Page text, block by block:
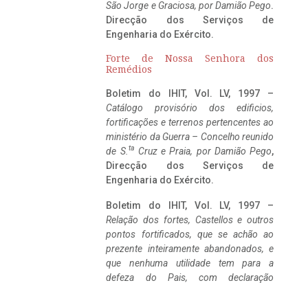
São Jorge e Graciosa, por Damião Pego.
Direcção dos Serviços de
Engenharia do Exército.
Forte de Nossa Senhora dos
Remédios
Boletim do IHIT, Vol. LV, 1997 –
Catálogo provisório dos edificios,
fortificações e terrenos pertencentes ao
ministério da Guerra – Concelho reunido
de S. ta Cruz e Praia, por Damião Pego,
Direcção dos Serviços de
Engenharia do Exército.
Boletim do IHIT, Vol. LV, 1997 –
Relação dos fortes, Castellos e outros
pontos fortificados, que se achão ao
prezente inteiramente abandonados, e
que nenhuma utilidade tem para a
defeza do Pais, com declaração